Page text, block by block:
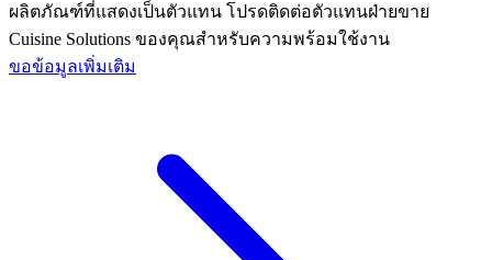
ผลิตภัณฑ์ที่แสดงเป็นตัวแทน โปรดติดต่อตัวแทนฝ่ายขาย
Cuisine Solutions ของคุณสําหรับความพร้อมใช้งาน
ขอข้อมูลเพิ่มเติม